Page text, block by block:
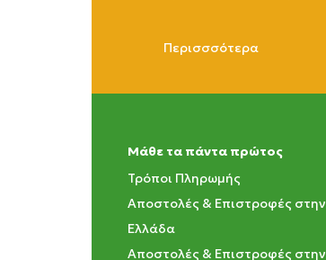
Περισσσότερα
Μάθε τα πάντα πρώτος
Τρόποι Πληρωμής
Αποστολές & Επιστροφές στην
Ελλάδα
Αποστολές & Επιστροφές στην